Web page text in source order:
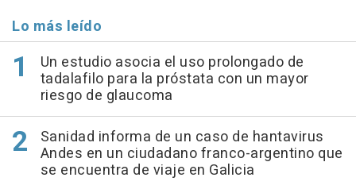
Lo más leído
Un estudio asocia el uso prolongado de
tadalafilo para la próstata con un mayor
riesgo de glaucoma
Sanidad informa de un caso de hantavirus
Andes en un ciudadano franco-argentino que
se encuentra de viaje en Galicia